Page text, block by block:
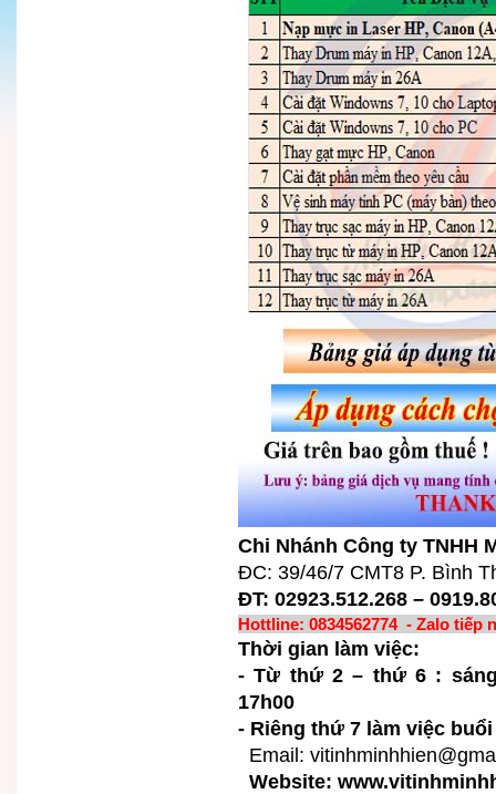
Chi Nhánh Công ty TNHH
ĐC: 39/46/7 CMT8 P. Bình
ĐT: 02923.512.268 –
Hottline: 0834562774 - Zalo tiếp
Thời gian làm việc:
- Từ thứ 2 – thứ 6 :
17h00
- Riêng thứ 7 làm việc buổi
Email:
Website: